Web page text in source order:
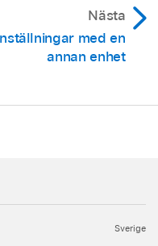
Nästa
med en
annan enhet
Sverige